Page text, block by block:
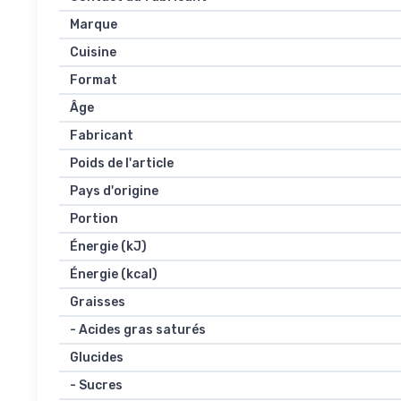
Marque
Cuisine
Format
Âge
Fabricant
Poids de l'article
Pays d'origine
Portion
Énergie (kJ)
Énergie (kcal)
Graisses
- Acides gras saturés
Glucides
- Sucres